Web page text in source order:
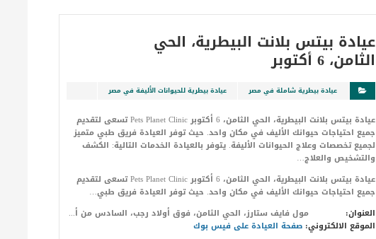
عيادة بيتس بلانت البيطرية، الحي
الثامن، 6 أكتوبر
عيادة بيطرية شاملة في مصر عيادة بيطرية للحيوانات الأليفة في مصر
عيادة بيتس بلانت البيطرية، الحي الثامن، 6 أكتوبر Pets Planet Clinic تسعى لتقديم
جميع احتياجات حيوانك الأليف في مكان واحد. حيث توفر العيادة فريق طبي متميز
لجميع تخصصات وعلاج الحيوانات الأليفة. يتوفر بالعيادة الخدمات التالية: الكشف
والتشخيص والعلاج…
عيادة بيتس بلانت البيطرية، الحي الثامن، 6 أكتوبر Pets Planet Clinic تسعى لتقديم
جميع احتياجات حيوانك الأليف في مكان واحد. حيث توفر العيادة فريق طبي…
العنوان:
مول فايف ستارز، الحي الثامن، فوق أولاد رجب، السادس من أكتوبر، الجيزة
الموقع الالكتروني: صفحة العيادة على فيس بوك